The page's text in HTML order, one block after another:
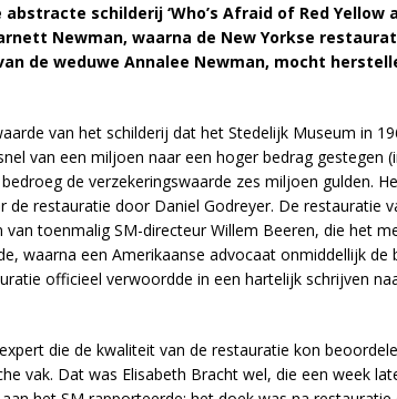
schilderij ‘Who’s Afraid of Red Yellow
Newman, waarna de New Yorkse
de weduwe Annalee Newman, mocht
van het schilderij dat het Stedelijk Museum in
van een miljoen naar een hoger bedrag gestegen
de verzekeringswaarde zes miljoen gulden.
de restauratie door Daniel Godreyer. De restauratie
toenmalig SM-directeur Willem Beeren, die het
waarna een Amerikaanse advocaat onmiddellijk de
officieel verwoordde in een hartelijk schrijven
die de kwaliteit van de restauratie kon
vak. Dat was Elisabeth Bracht wel, die een week